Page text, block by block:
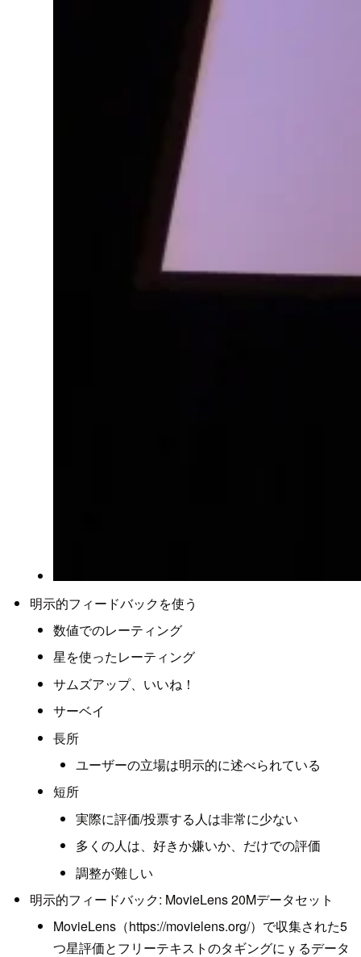
明示的フィードバックを使う
数値でのレーティング
星を使ったレーティング
サムズアップ、いいね！
サーベイ
長所
ユーザーの立場は明示的に述べられている
短所
実際に評価/投票する人は非常に少ない
多くの人は、好きか嫌いか、だけでの評価
調整が難しい
明示的フィードバック: MovieLens 20Mデータセット
MovieLens（https://movielens.org/）で収集された5
つ星評価とフリーテキストのタギングにｙるデータ